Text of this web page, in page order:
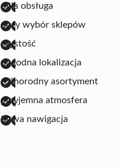
miła obsługa
duży wybór sklepów
czystość
dogodna lokalizacja
różnorodny asortyment
przyjemna atmosfera
łatwa nawigacja